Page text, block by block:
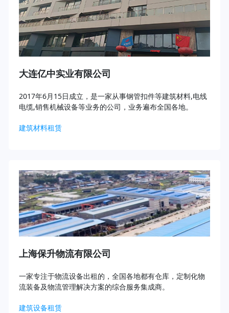
大连亿中实业有限公司
2017年6月15日成立，是一家从事钢管扣件等建筑材料,电线
电缆,销售机械设备等业务的公司，业务遍布全国各地。
建筑材料租赁
上海保升物流有限公司
一家专注于物流设备出租的，全国各地都有仓库，定制化物
流装备及物流管理解决方案的综合服务集成商。
建筑设备租赁